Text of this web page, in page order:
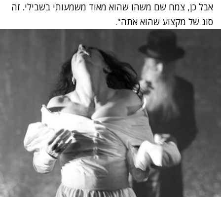
אבל כן, צמח שם משהו שהוא מאוד משמעותי בשבילי. זה
סוג של מקצוע שהוא אתה".